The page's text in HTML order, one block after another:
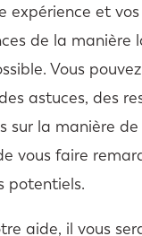
expérience et vos
de la manière
Vous
astuces, des
sur la manière
vous faire
potentiels.
aide, il vous